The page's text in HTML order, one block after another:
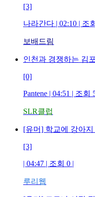
[3]
나라간다 | 02:10 | 조
보배드림
인천과 경쟁하는 김
[0]
Pantene | 04:51 | 조회
SLR클럽
[유머] 학교에 강아
[3]
| 04:47 | 조회 0 |
루리웹